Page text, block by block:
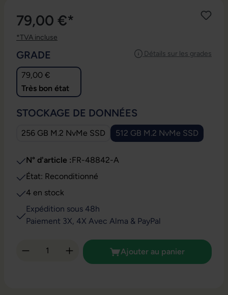
79,00 €*
*TVA incluse
Détails sur les grades
SÉLECTIONNEZ
GRADE
79,00 €
Très bon état
SÉLECTIONNEZ
STOCKAGE DE DONNÉES
256 GB M.2 NvMe SSD 512 GB M.2 NvMe SSD
N° d'article :FR-48842-A
État: Reconditionné
4 en stock
Expédition sous 48h
Paiement 3X, 4X Avec Alma & PayPal
Quantité de produit : Entrez la quantité
Ajouter au panier